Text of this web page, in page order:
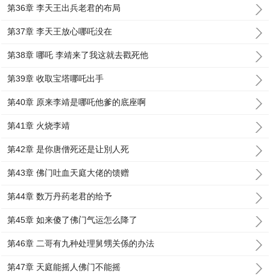
第36章 李天王出兵老君的布局
第37章 李天王放心哪吒没在
第38章 哪吒 李靖来了我这就去戳死他
第39章 收取宝塔哪吒出手
第40章 原来李靖是哪吒他爹的底座啊
第41章 火烧李靖
第42章 是你唐僧死还是让別人死
第43章 佛门吐血天庭大佬的馈赠
第44章 数万丹药老君的给予
第45章 如来傻了佛门气运怎么降了
第46章 二哥有九种处理舅甥关係的办法
第47章 天庭能摇人佛门不能摇